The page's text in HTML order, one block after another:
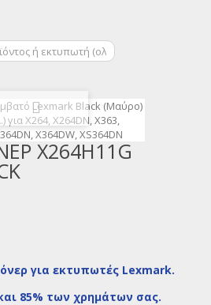
X264H11G
για εκτυπωτές Lexmark.
85% των χρημάτων σας.